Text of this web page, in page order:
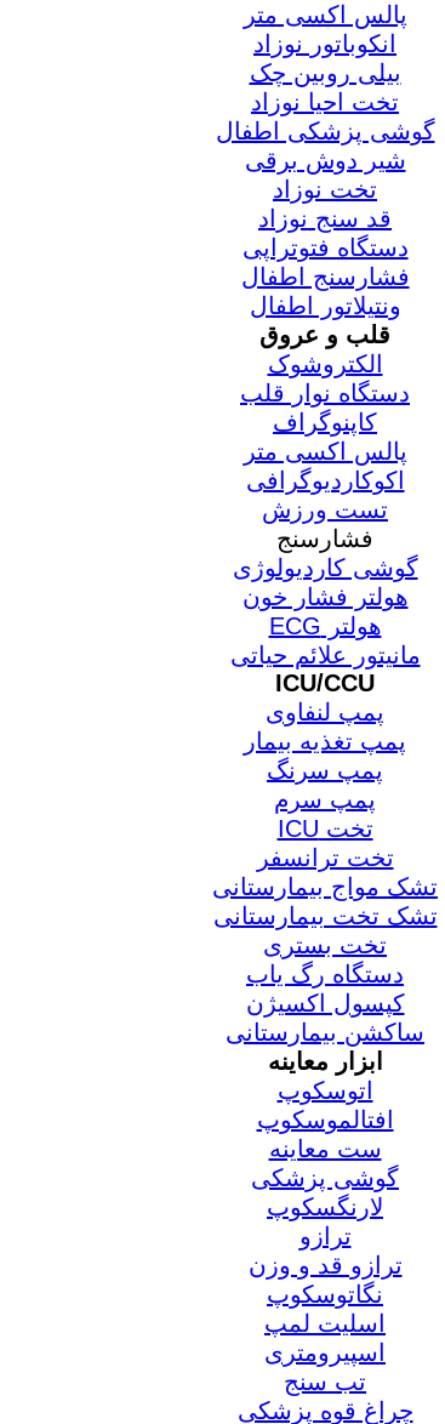
پالس اکسی متر
انکوباتور نوزاد
بیلی روبین چک
تخت احیا نوزاد
گوشی پزشکی اطفال
شیر دوش برقی
تخت نوزاد
قد سنج نوزاد
دستگاه فتوتراپی
فشارسنج اطفال
ونتیلاتور اطفال
قلب و عروق
الکتروشوک
دستگاه نوار قلب
کاپنوگراف
پالس اکسی متر
اکوکاردیوگرافی
تست ورزش
فشارسنج
گوشی کاردیولوژی
هولتر فشار خون
هولتر ECG
مانیتور علائم حیاتی
ICU/CCU
پمپ لنفاوی
پمپ تغذیه بیمار
پمپ سرنگ
پمپ سرم
تخت ICU
تخت ترانسفر
تشک مواج بیمارستانی
تشک تخت بیمارستانی
تخت بستری
دستگاه رگ یاب
کپسول اکسیژن
ساکشن بیمارستانی
ابزار معاینه
اتوسکوپ
افتالموسکوپ
ست معاینه
گوشی پزشکی
لارنگسکوپ
ترازو
ترازو قد و وزن
نگاتوسکوپ
اسلیت لمپ
اسپیرومتری
تب سنج
چراغ قوه پزشکی